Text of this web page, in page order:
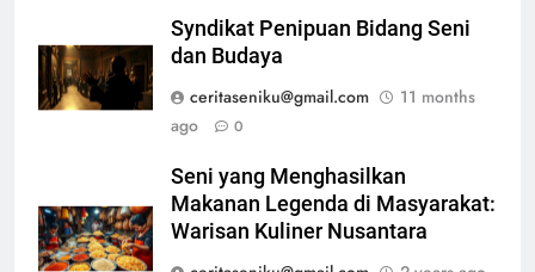
Syndikat Penipuan Bidang Seni
dan Budaya
ceritaseniku@gmail.com
11 months
ago
0
Seni yang Menghasilkan
Makanan Legenda di Masyarakat:
Warisan Kuliner Nusantara